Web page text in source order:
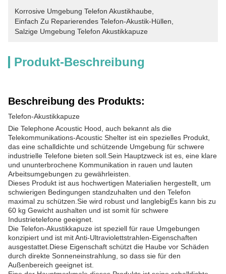
Korrosive Umgebung Telefon Akustikhaube
Einfach Zu Reparierendes Telefon-Akustik-Hüllen
Salzige Umgebung Telefon Akustikkapuze
Produkt-Beschreibung
Beschreibung des Produkts:
Telefon-Akustikkapuze
Die Telephone Acoustic Hood, auch bekannt als die
Telekommunikations-Acoustic Shelter ist ein spezielles Produkt,
das eine schalldichte und schützende Umgebung für schwere
industrielle Telefone bieten soll.Sein Hauptzweck ist es, eine klare
und ununterbrochene Kommunikation in rauen und lauten
Arbeitsumgebungen zu gewährleisten.
Dieses Produkt ist aus hochwertigen Materialien hergestellt, um
schwierigen Bedingungen standzuhalten und den Telefon
maximal zu schützen.Sie wird robust und langlebigEs kann bis zu
60 kg Gewicht aushalten und ist somit für schwere
Industrietelefone geeignet.
Die Telefon-Akustikkapuze ist speziell für raue Umgebungen
konzipiert und ist mit Anti-Ultraviolettstrahlen-Eigenschaften
ausgestattet.Diese Eigenschaft schützt die Haube vor Schäden
durch direkte Sonneneinstrahlung, so dass sie für den
Außenbereich geeignet ist.